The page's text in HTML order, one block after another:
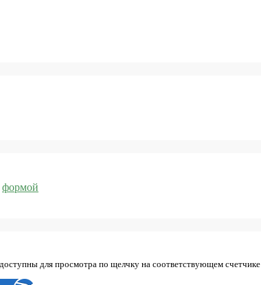
формой
для просмотра по щелчку на соответствующем счетчике